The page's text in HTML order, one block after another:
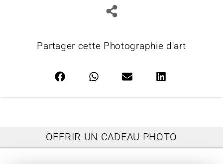
Partager cette Photographie d'art
OFFRIR UN CADEAU PHOTO